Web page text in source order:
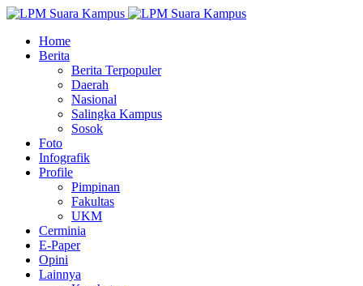
Home
Berita
Berita Terpopuler
Daerah
Nasional
Salingka Kampus
Sosok
Foto
Infografik
Profile
Pimpinan
Fakultas
UKM
Cerminia
E-Paper
Opini
Lainnya